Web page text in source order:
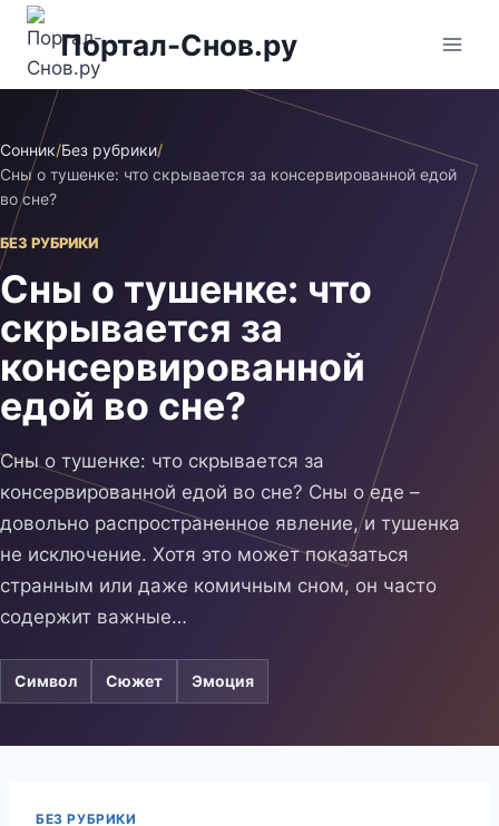
Перейти
содержимому
Портал-Снов.ру
Сонник/Без рубрики/
Сны о тушенке: что скрывается за консервированной едой
во сне?
БЕЗ РУБРИКИ
Сны о тушенке: что
скрывается за
консервированной
едой во сне?
Сны о тушенке: что скрывается за
консервированной едой во сне? Сны о еде –
довольно распространенное явление, и тушенка
не исключение. Хотя это может показаться
странным или даже комичным сном, он часто
содержит важные…
Символ Сюжет Эмоция
БЕЗ РУБРИКИ